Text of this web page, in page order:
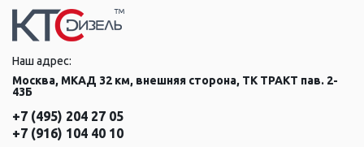
Наш адрес:
Москва, МКАД 32 км, внешняя сторона, ТК ТРАКТ пав. 2-
43Б
+7 (495) 204 27 05
+7 (916) 104 40 10